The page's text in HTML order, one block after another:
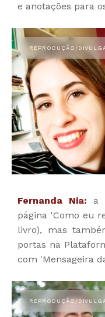
e anotações para
Fernanda Nia: a
página 'Como eu
livro), mas
portas na
com 'Mensageira